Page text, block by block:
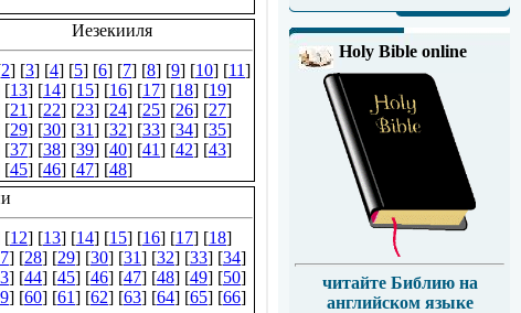
Holy Bible online
читайте Библию на
английском языке